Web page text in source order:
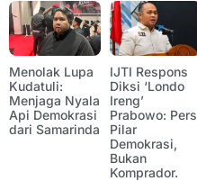
Menolak Lupa
Kudatuli:
Menjaga Nyala
Api Demokrasi
dari Samarinda
IJTI Respons
Diksi ‘Londo
Ireng’
Prabowo: Pers
Pilar
Demokrasi,
Bukan
Komprador.